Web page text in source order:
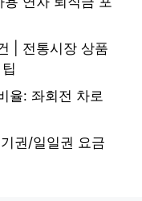
| 전통시장 상품
율: 좌회전 차로
권/일일권 요금